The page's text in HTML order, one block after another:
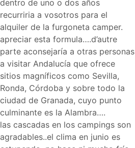
dentro de uno o dos años
recurriria a vosotros para el
alquiler de la furgoneta camper.
apreciar esta formula….d’autre
parte aconsejaría a otras personas
a visitar Andalucía que ofrece
sitios magníficos como Sevilla,
Ronda, Córdoba y sobre todo la
ciudad de Granada, cuyo punto
culminante es la Alambra….
las cascadas en los campings son
agradables..el clima en junio es